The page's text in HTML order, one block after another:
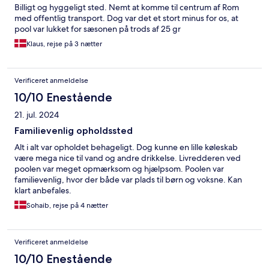
Billigt og hyggeligt sted. Nemt at komme til centrum af Rom
med offentlig transport. Dog var det et stort minus for os, at
pool var lukket for sæsonen på trods af 25 gr
Klaus, rejse på 3 nætter
Verificeret anmeldelse
10/10 Enestående
21. jul. 2024
Familievenlig opholdssted
Alt i alt var opholdet behageligt. Dog kunne en lille køleskab
være mega nice til vand og andre drikkelse. Livredderen ved
poolen var meget opmærksom og hjælpsom. Poolen var
familievenlig, hvor der både var plads til børn og voksne. Kan
klart anbefales.
Sohaib, rejse på 4 nætter
Verificeret anmeldelse
10/10 Enestående